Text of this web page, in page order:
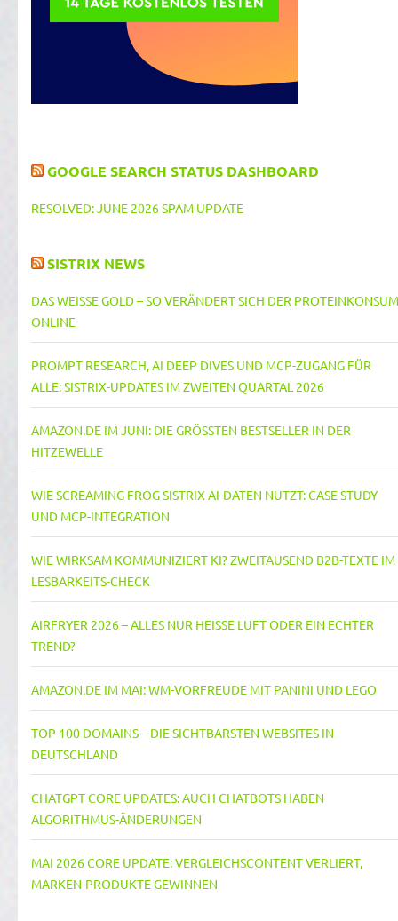
GOOGLE SEARCH STATUS DASHBOARD
RESOLVED: JUNE 2026 SPAM UPDATE
SISTRIX NEWS
DAS WEISSE GOLD – SO VERÄNDERT SICH DER PROTEINKONSUM O
NLINE
PROMPT RESEARCH, AI DEEP DIVES UND MCP-ZUGANG FÜR
ALLE: SISTRIX-UPDATES IM ZWEITEN QUARTAL 2026
AMAZON.DE IM JUNI: DIE GRÖSSTEN BESTSELLER IN DER H
ITZEWELLE
WIE SCREAMING FROG SISTRIX AI-DATEN NUTZT: CASE STUDY
UND MCP-INTEGRATION
WIE WIRKSAM KOMMUNIZIERT KI? ZWEITAUSEND B2B-TEXTE IM
LESBARKEITS-CHECK
AIRFRYER 2026 – ALLES NUR HEISSE LUFT ODER EIN ECHTER T
REND?
AMAZON.DE IM MAI: WM-VORFREUDE MIT PANINI UND LEGO
TOP 100 DOMAINS – DIE SICHTBARSTEN WEBSITES IN
DEUTSCHLAND
CHATGPT CORE UPDATES: AUCH CHATBOTS HABEN
ALGORITHMUS-ÄNDERUNGEN
MAI 2026 CORE UPDATE: VERGLEICHSCONTENT VERLIERT,
MARKEN-PRODUKTE GEWINNEN